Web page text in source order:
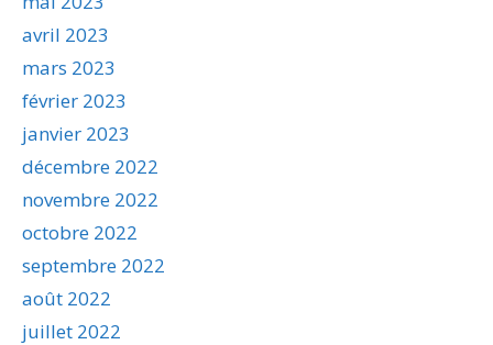
avril 2023
mars 2023
février 2023
janvier 2023
décembre 2022
novembre 2022
octobre 2022
septembre 2022
août 2022
juillet 2022